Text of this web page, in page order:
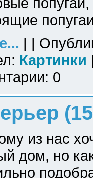
| |
Картинки
0
из нас
дом, но